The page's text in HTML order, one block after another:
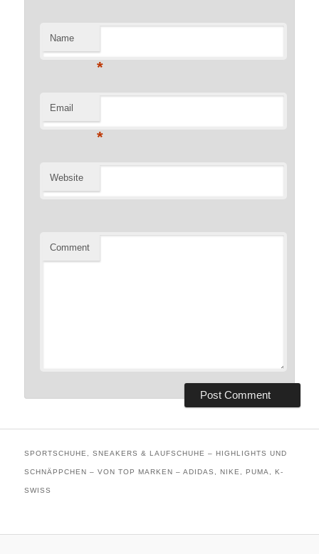
Name
*
Email
*
Website
Comment
SPORTSCHUHE, SNEAKERS & LAUFSCHUHE – HIGHLIGHTS UND
SCHNÄPPCHEN – VON TOP MARKEN – ADIDAS, NIKE, PUMA, K-
SWISS